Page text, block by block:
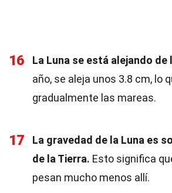
16 La Luna se está alejando de
año, se aleja unos 3.8 cm, lo
gradualmente las mareas.
17
La gravedad de la Luna es
de la Tierra. Esto significa
pesan mucho menos allí.